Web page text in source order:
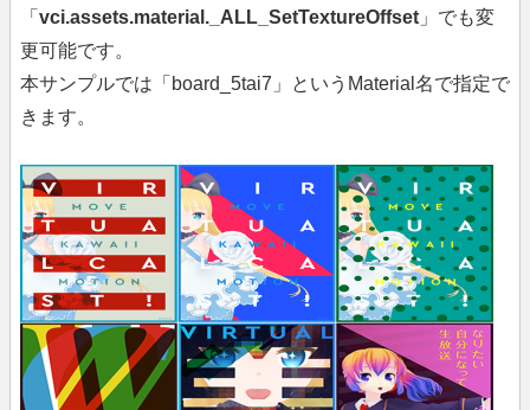
「 vci.assets.material._ALL_SetTextureOffset 」でも変
更可能です。
本サンプルでは「board_5tai7」というMaterial名で指定で
きます。